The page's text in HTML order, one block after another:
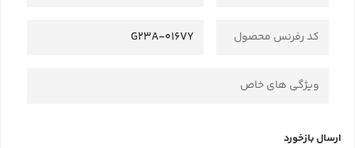
کد رفرنس محصول G23A-016VY
ویژگی های خاص
ارسال بازخورد